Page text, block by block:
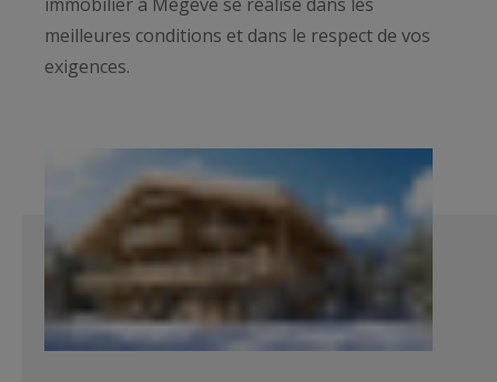
meilleures conditions et dans le respect de vos
exigences.